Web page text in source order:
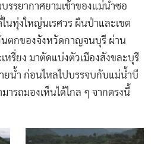
รรยากาศยามเช้าของแม่น้ำซอ
ในทุ่งใหญ่นเรศวร ผืนป่าและเขต
ตกของจังหวัดกาญจนบุรี ผ่าน
หรี่ยง มาตัดแบ่งตัวเมืองสังขละบุรี
ยน้ำ ก่อนไหลไปบรรจบกับแม่น้ำบี
รถมองเห็นได้ไกล ๆ จากตรงนี้